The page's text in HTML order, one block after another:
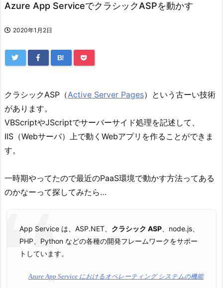
Azure App ServiceでクラシックASPを動かす
2020年1月2日
B!
クラシックASP（Active Server Pages）という古ーい技術
があります。
VBScriptやJScriptでサーバーサイド処理を記述して、
IIS（Webサーバ）上で動くWebアプリを作ることができま
す。
一時期やってたので最近のPaaS環境で動かす方法ってある
のかなーって探してみたら…
App Service は、ASP.NET、 クラシック ASP 、node.js、
PHP、Python などの各種の開発フレームワークをサポー
トしています。
Azure App Service におけるオペレーティング システムの機能